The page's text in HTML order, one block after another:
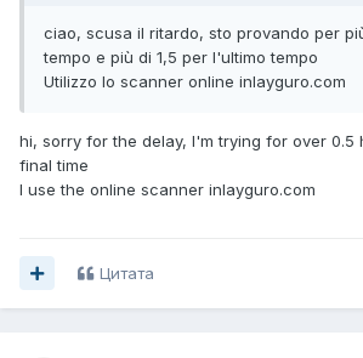
ciao, scusa il ritardo, sto provando per
tempo e più di 1,5 per l'ultimo tempo
Utilizzo lo scanner online inlayguro.com
hi, sorry for the delay, I'm trying for over 0.5
final time
I use the online scanner inlayguro.com
Цитата